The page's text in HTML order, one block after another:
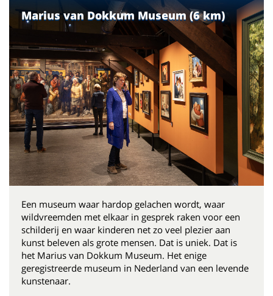
Marius van Dokkum Museum (6 km)
Een museum waar hardop gelachen wordt, waar
wildvreemden met elkaar in gesprek raken voor een
schilderij en waar kinderen net zo veel plezier aan
kunst beleven als grote mensen. Dat is uniek. Dat is
het Marius van Dokkum Museum. Het enige
geregistreerde museum in Nederland van een levende
kunstenaar.